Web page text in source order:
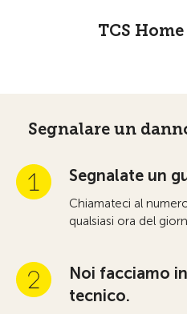
TCS
Segnalare un
Segnalate un
Chiamateci al
qualsiasi ora del
Noi facciamo
tecnico.